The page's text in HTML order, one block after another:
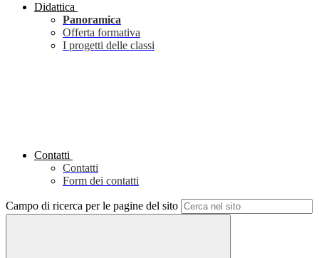
Didattica
Panoramica
Offerta formativa
I progetti delle classi
Contatti
Contatti
Form dei contatti
Campo di ricerca per le pagine del sito